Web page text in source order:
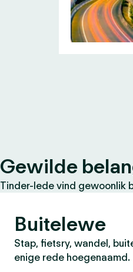
Gewilde
Tinder-lede vind gewoonlik
Buitelewe
Stap, fietsry, wandel,
enige rede hoegenaamd.